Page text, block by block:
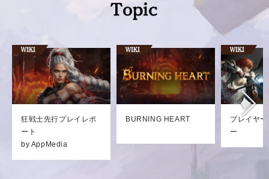
狂戦士先行プレイレポ
ート
by AppMedia
BURNING HEART
プレイヤ
ー